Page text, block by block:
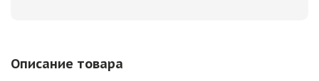
Описание товара